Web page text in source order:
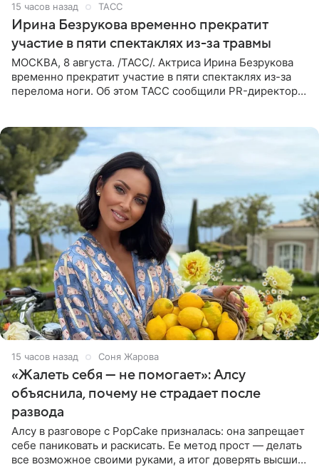
15 часов назад ТАСС
Ирина Безрукова временно прекратит
участие в пяти спектаклях из-за травмы
МОСКВА, 8 августа. /ТАСС/. Актриса Ирина Безрукова
временно прекратит участие в пяти спектаклях из-за
перелома ноги. Об этом ТАСС сообщили PR-директор
15 часов назад Соня Жарова
«Жалеть себя — не помогает»: Алсу
объяснила, почему не страдает после
развода
Алсу в разговоре с PopCake призналась: она запрещает
себе паниковать и раскисать. Ее метод прост — делать
все возможное своими руками, а итог доверять высшим